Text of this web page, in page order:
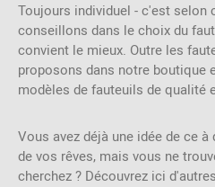
Toujours individuel - c'est selon
conseillons dans le choix du
convient le mieux. Outre les
proposons dans notre boutique
modèles de fauteuils de qualité
Vous avez déjà une idée de ce
de vos rêves, mais vous ne
cherchez ? Découvrez ici